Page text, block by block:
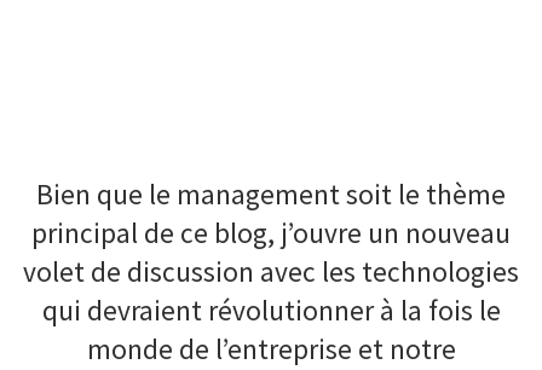
OutilsBien que le management soit le thème
principal de ce blog, j’ouvre un nouveau
volet de discussion avec les technologies
qui devraient révolutionner à la fois le
monde de l’entreprise et notre